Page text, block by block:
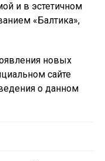
и в эстетичном
«Балтика»,
новых
сайте
о данном